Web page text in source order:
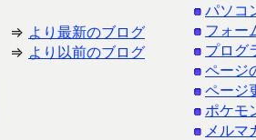
⇒ より最新のブログ
⇒ より以前のブログ
パソコ
フォー
プログ
ページ
ページ
ポケモ
メルマ